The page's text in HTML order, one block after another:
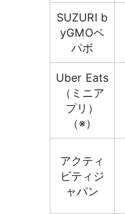
SUZURI b
yGMOペ
パボ
Uber Eats
（ミニア
プリ）
（※）
アクティ
ビティジ
ャパン